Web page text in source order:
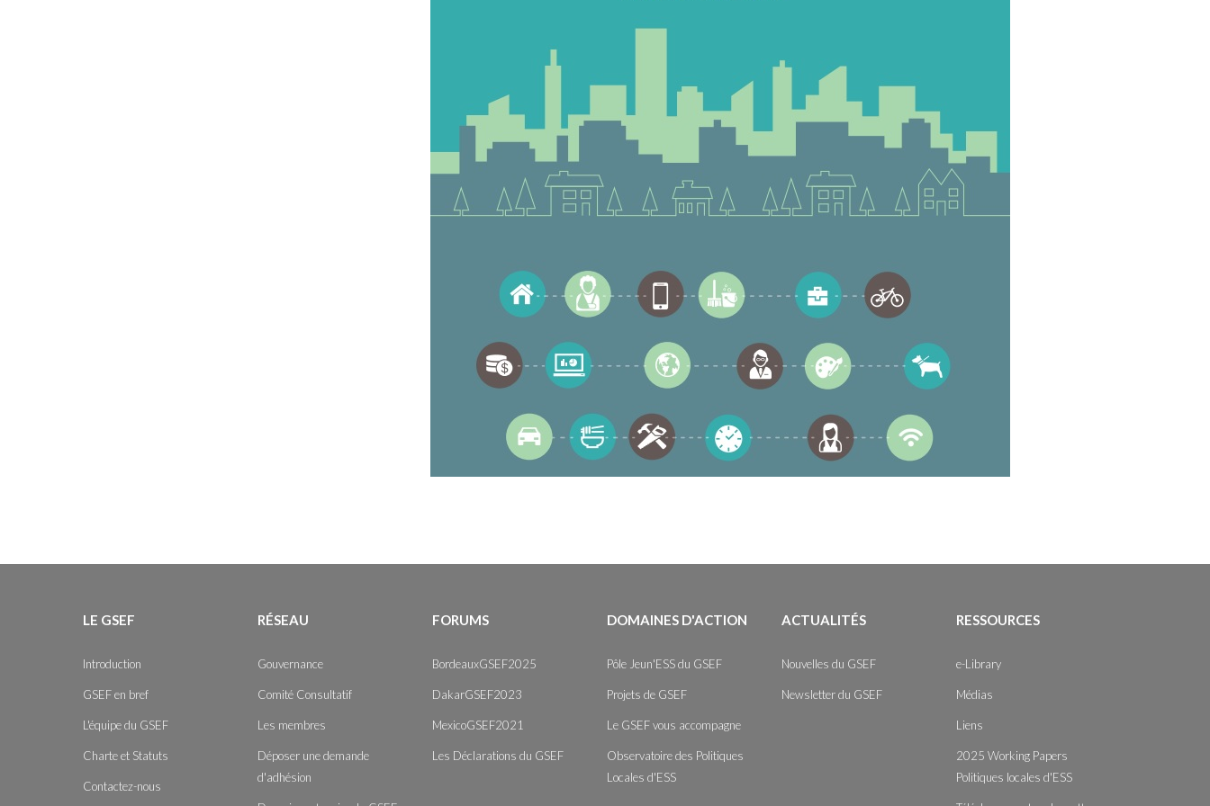
LE GSEF
Introduction
GSEF en bref
L'équipe du GSEF
Charte et Statuts
Contactez-nous
RÉSEAU
Gouvernance
Comité Consultatif
Les membres
Déposer une demande
d'adhésion
FORUMS
BordeauxGSEF2025
DakarGSEF2023
MexicoGSEF2021
Les Déclarations du GSEF
DOMAINES D'ACTION
Pôle Jeun'ESS du GSEF
Projets de GSEF
Le GSEF vous accompagne
Observatoire des Politiques
Locales d'ESS
ACTUALITÉS
Nouvelles du GSEF
Newsletter du GSEF
RESSOURCES
e-Library
Médias
Liens
2025 Working Papers
Politiques locales d'ESS